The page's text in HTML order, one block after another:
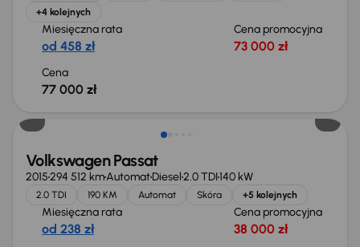
+4 kolejnych
Miesięczna rata
od 458 zł
Cena promocyjna
73 000 zł
Cena
77 000 zł
Volkswagen Passat
2015294 512 kmAutomatDiesel2.0 TDI140 kW
2.0 TDI 190 KM Automat Skóra +5 kolejnych
Miesięczna rata
od 238 zł
Cena promocyjna
38 000 zł